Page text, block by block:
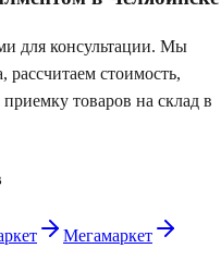
для консультации. Мы
стоимость,
товаров на склад в
Мегамаркет